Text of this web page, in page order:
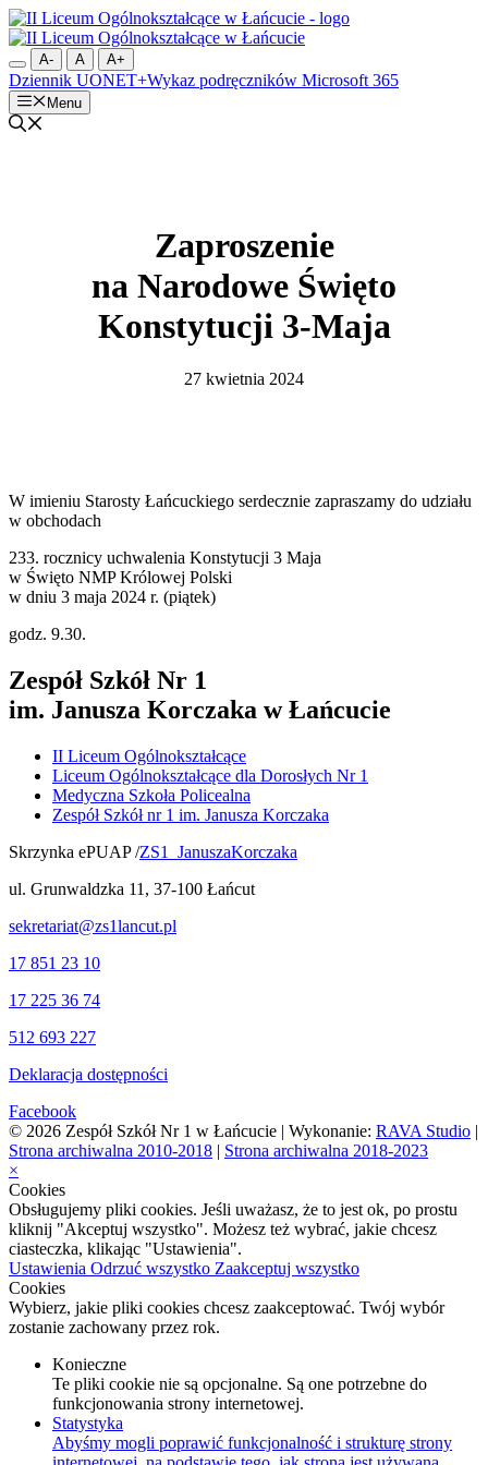
Przejdź
do
treściA- A A+
Dziennik UONET+Wykaz podręczników Microsoft 365
Menu
Zaproszenie
na Narodowe Święto
Konstytucji 3-Maja
27 kwietnia 2024
W imieniu Starosty Łańcuckiego serdecznie zapraszamy do udziału
w obchodach
233. rocznicy uchwalenia Konstytucji 3 Maja
w Święto NMP Królowej Polski
w dniu 3 maja 2024 r. (piątek)
godz. 9.30.
Zespół Szkół Nr 1
im. Janusza Korczaka w Łańcucie
II Liceum Ogólnokształcące
Liceum Ogólnokształcące dla Dorosłych Nr 1
Medyczna Szkoła Policealna
Zespół Szkół nr 1 im. Janusza Korczaka
Skrzynka ePUAP /ZS1_JanuszaKorczaka
ul. Grunwaldzka 11, 37-100 Łańcut
sekretariat@zs1lancut.pl
17 851 23 10
17 225 36 74
512 693 227
Deklaracja dostępności
Facebook
© 2026 Zespół Szkół Nr 1 w Łańcucie | Wykonanie: RAVA Studio |
Strona archiwalna 2010-2018 | Strona archiwalna 2018-2023
×
Cookies
Obsługujemy pliki cookies. Jeśli uważasz, że to jest ok, po prostu
kliknij "Akceptuj wszystko". Możesz też wybrać, jakie chcesz
ciasteczka, klikając "Ustawienia".
Ustawienia Odrzuć wszystko Zaakceptuj wszystko
Cookies
Wybierz, jakie pliki cookies chcesz zaakceptować. Twój wybór
zostanie zachowany przez rok.
Konieczne
Te pliki cookie nie są opcjonalne. Są one potrzebne do
funkcjonowania strony internetowej.
Statystyka
Abyśmy mogli poprawić funkcjonalność i strukturę strony